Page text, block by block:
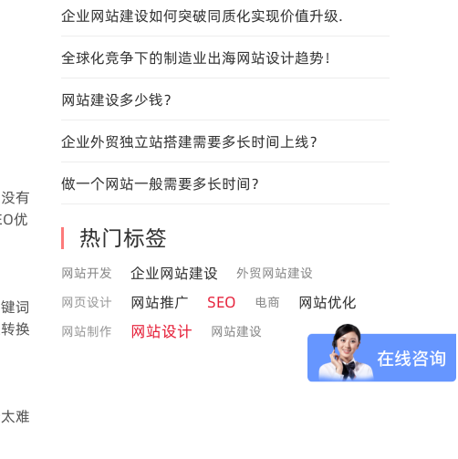
有
优
词
换
难
企业网站建设如何突破同质化实现价值升级.
全球化竞争下的制造业出海网站设计趋势！
网站建设多少钱？
企业外贸独立站搭建需要多长时间上线？
做一个网站一般需要多长时间？
热门标签
网站开发 企业网站建设
外贸网站建设
网页设计
网站推广 SEO 电商 网站优化
网站制作 网站设计 网站建设